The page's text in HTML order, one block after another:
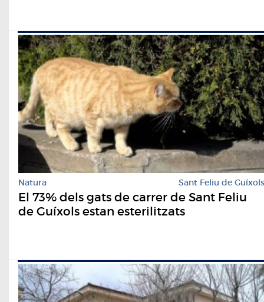
Natura Sant Feliu de Guíxols
El 73% dels gats de carrer de Sant Feliu
de Guíxols estan esterilitzats